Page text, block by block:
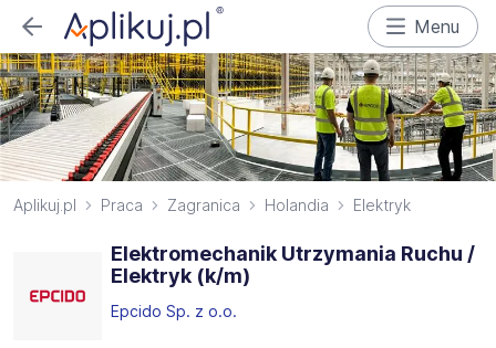
Menu
Aplikuj.pl Praca Zagranica Holandia Elektryk
Elektromechanik Utrzymania Ruchu /
Elektryk (k/m)
Epcido Sp. z o.o.